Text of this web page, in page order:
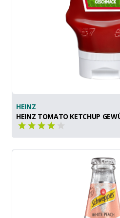
HEINZ
HEINZ TOMATO KETCHUP